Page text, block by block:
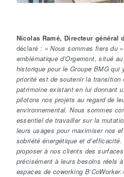
Nicolas Ramé, Directeur général
déclaré : « Nous sommes fiers du
emblématique d’Orgemont, situé
historique pour le Groupe BMG qui
priorité est de soutenir la transition
patrimoine existant en lui donnant
pilotons nos projets au regard de
environnemental. Nous sommes
essentiel de travailler sur la
leurs usages pour maximiser nos
sobriété énergétique et
proposer à nos clients des
précisément à leurs besoins réels
espaces de coworking